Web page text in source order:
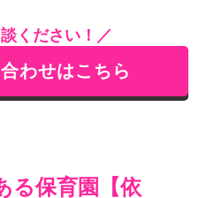
ください！／
わせはこちら
る保育園【依